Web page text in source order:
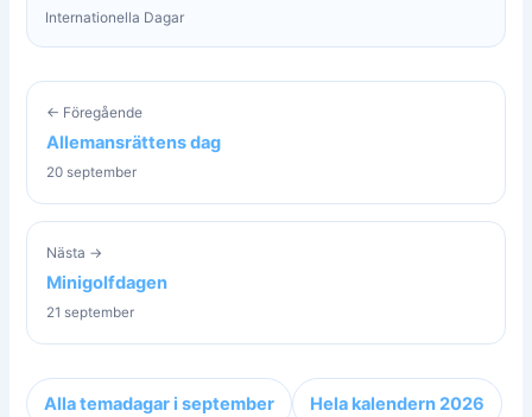
Internationella Dagar
← Föregående
Allemansrättens dag
20 september
Nästa →
Minigolfdagen
21 september
Alla temadagar i september Hela kalendern 2026